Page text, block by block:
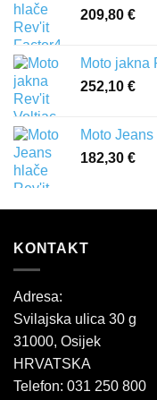
209,80 €
Moto jakna
252,10 €
Moto
182,30 €
KONTAKT
Adresa:
Svilajska ulica 30 g
31000, Osijek
HRVATSKA
Telefon: 031 250 800